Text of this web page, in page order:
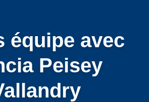
équipe avec
Peisey